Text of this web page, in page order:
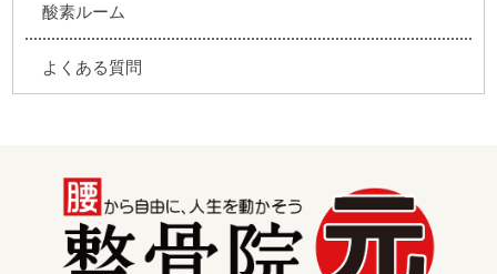
酸素ルーム
よくある質問